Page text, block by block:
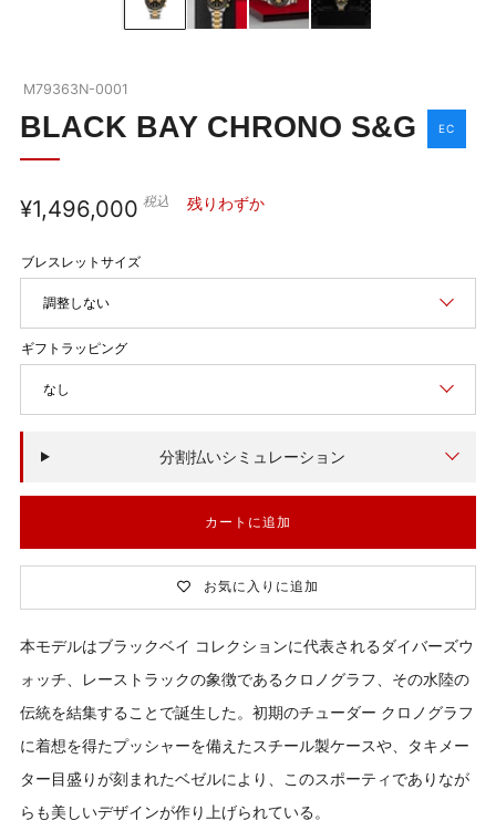
SHOP BLOG
お問い合わせ
チューダーウォッチの全商品を見る
M79363N-0001
BLACK BAY CHRONO S&G EC
通
価
¥1,496,000 税込 残りわずか
調整しない
なし
分割払いシミュレーション
カートに追加
お気に入りに追加
本モデルはブラックベイ コレクションに代表されるダイバーズウ
ォッチ、レーストラックの象徴であるクロノグラフ、その水陸の
伝統を結集することで誕生した。初期のチューダー クロノグラフ
に着想を得たプッシャーを備えたスチール製ケースや、タキメー
ター目盛りが刻まれたベゼルにより、このスポーティでありなが
らも美しいデザインが作り上げられている。